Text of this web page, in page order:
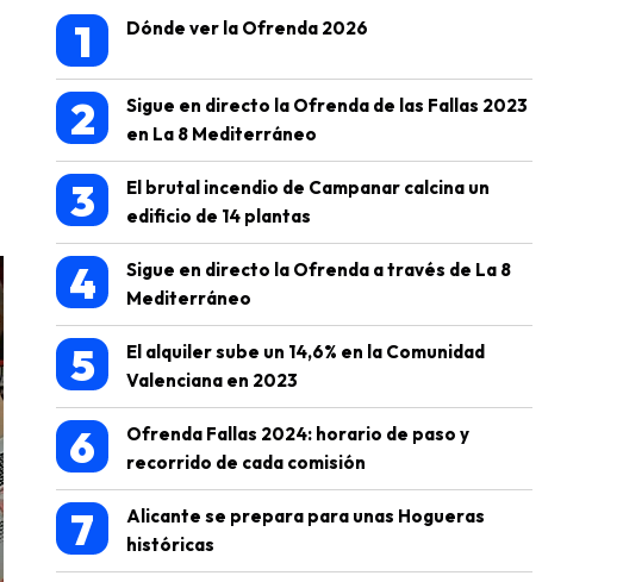
1 Dónde ver la Ofrenda 2026
2
Sigue en directo la Ofrenda de las Fallas 2023
en La 8 Mediterráneo
3
El brutal incendio de Campanar calcina un
edificio de 14 plantas
4
Sigue en directo la Ofrenda a través de La 8
Mediterráneo
5
El alquiler sube un 14,6% en la Comunidad
Valenciana en 2023
6
Ofrenda Fallas 2024: horario de paso y
recorrido de cada comisión
7
Alicante se prepara para unas Hogueras
históricas